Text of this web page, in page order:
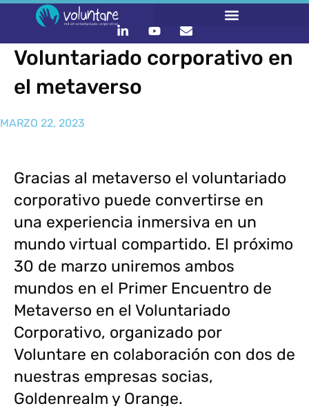
Voluntariado corporativo en
el metaverso
MARZO 22, 2023
Gracias al metaverso el voluntariado
corporativo puede convertirse en
una experiencia inmersiva en un
mundo virtual compartido. El próximo
30 de marzo uniremos ambos
mundos en el Primer Encuentro de
Metaverso en el Voluntariado
Corporativo, organizado por
Voluntare en colaboración con dos de
nuestras empresas socias,
Goldenrealm y Orange.